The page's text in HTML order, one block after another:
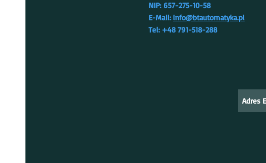
NIP: 657-275-10-58
E-Mail: info@btautomatyka.pl
Tel: +48 791-518-288